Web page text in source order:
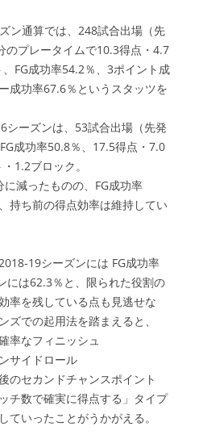
ン通算では、248試合出場（先
のプレータイムで10.3得点・4.7
FG成功率54.2％、3ポイント成
成功率67.6％というスタッツを
シーズンは、53試合出場（先発
成功率50.8％、17.5得点・7.0
1.2ブロック。
減ったものの、FG成功率
持ち前の得点効率は維持してい
19シーズンには FG成功率
には62.3％と、限られた役割の
率を残している点も見逃せな
ズでの起用法を踏まえると、
率なフィニッシュ
サイドロール
のセカンドチャンスポイント
チ数で確実に得点する」タイプ
ていったことがうかがえる。